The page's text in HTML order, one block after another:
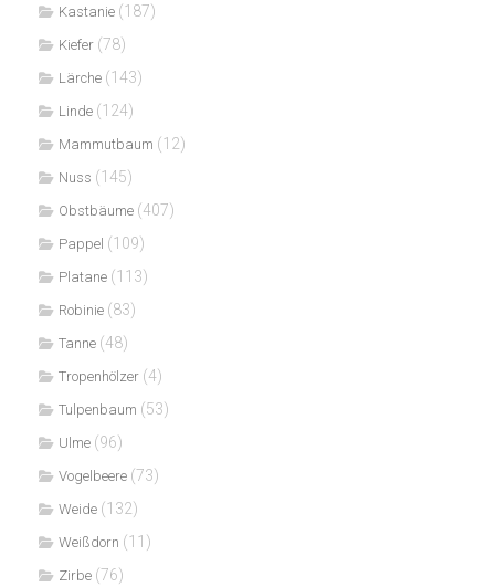
Kastanie (187)
Kiefer (78)
Lärche (143)
Linde (124)
Mammutbaum (12)
Nuss (145)
Obstbäume (407)
Pappel (109)
Platane (113)
Robinie (83)
Tanne (48)
Tropenhölzer (4)
Tulpenbaum (53)
Ulme (96)
Vogelbeere (73)
Weide (132)
Weißdorn (11)
Zirbe (76)